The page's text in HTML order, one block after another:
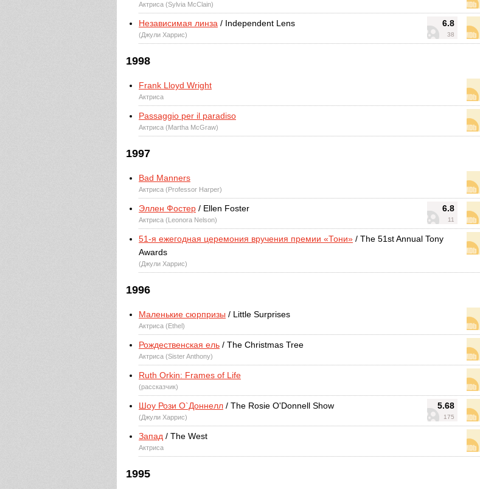
Актриса (Sylvia McClain)
6.8
38
Независимая линза / Independent Lens
(Джули Харрис)
1998
Frank Lloyd Wright
Актриса
Passaggio per il paradiso
Актриса (Martha McGraw)
1997
Bad Manners
Актриса (Professor Harper)
6.8
11
Эллен Фостер / Ellen Foster
Актриса (Leonora Nelson)
51-я ежегодная церемония вручения премии «Тони» / The 51st Annual Tony
Awards
(Джули Харрис)
1996
Маленькие сюрпризы / Little Surprises
Актриса (Ethel)
Рождественская ель / The Christmas Tree
Актриса (Sister Anthony)
Ruth Orkin: Frames of Life
(рассказчик)
5.68
175
Шоу Рози О`Доннелл / The Rosie O'Donnell Show
(Джули Харрис)
Запад / The West
Актриса
1995